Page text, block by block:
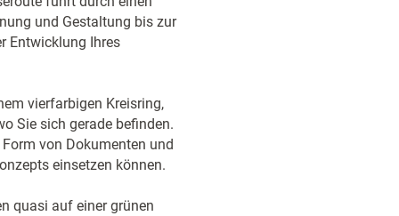
und Gestaltung bis zur
Entwicklung Ihres
vierfarbigen Kreisring,
Sie sich gerade befinden.
von Dokumenten und
einsetzen können.
quasi auf einer grünen